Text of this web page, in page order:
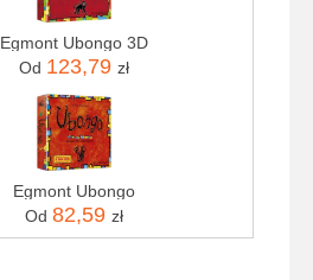
Egmont Ubongo 3D
Od 123,79 zł
Egmont Ubongo
Od 82,59 zł